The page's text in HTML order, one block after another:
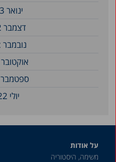
ינואר 2023
דצמבר 2022
נובמבר 2022
אוקטובר 2022
ספטמבר 2022
יולי 2022
על אודות
משימה, היסטוריה